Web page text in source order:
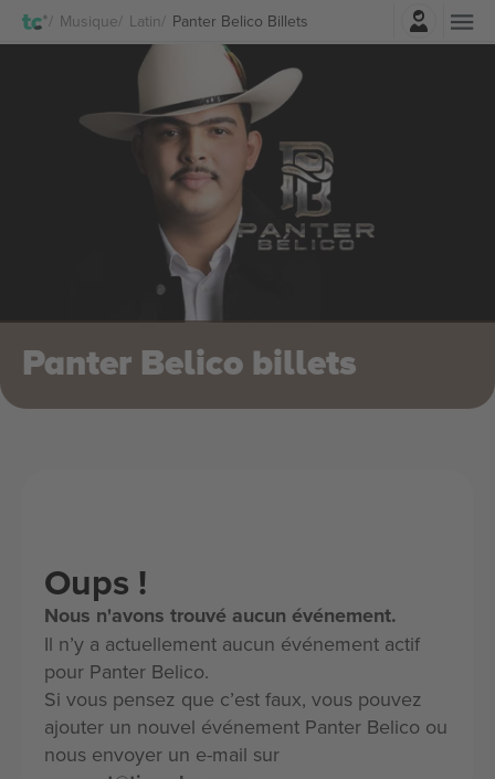
Musique Latin Panter Belico Billets
Connexion
Panter Belico billets
Oups !
Nous n'avons trouvé aucun événement.
Il n’y a actuellement aucun événement actif
pour Panter Belico.
Si vous pensez que c’est faux, vous pouvez
ajouter un nouvel événement Panter Belico ou
nous envoyer un e-mail sur